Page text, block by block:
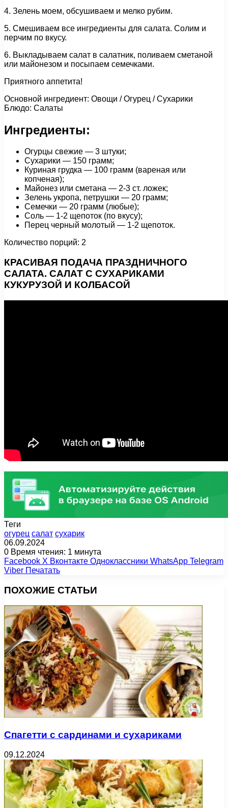
4. Зелень моем, обсушиваем и мелко рубим.
5. Смешиваем все ингредиенты для салата. Солим и
перчим по вкусу.
6. Выкладываем салат в салатник, поливаем сметаной
или майонезом и посыпаем семечками.
Приятного аппетита!
Основной ингредиент: Овощи / Огурец / Сухарики
Блюдо: Салаты
Ингредиенты:
Огурцы свежие — 3 штуки;
Сухарики — 150 грамм;
Куриная грудка — 100 грамм (вареная или
копченая);
Майонез или сметана — 2-3 ст. ложек;
Зелень укропа, петрушки — 20 грамм;
Семечки — 20 грамм (любые);
Соль — 1-2 щепоток (по вкусу);
Перец черный молотый — 1-2 щепоток.
Количество порций: 2
КРАСИВАЯ ПОДАЧА ПРАЗДНИЧНОГО
САЛАТА. САЛАТ С СУХАРИКАМИ
КУКУРУЗОЙ И КОЛБАСОЙ
Теги
огурец салат сухарик
06.09.2024
0 Время чтения: 1 минута
Facebook X Вконтакте Одноклассники WhatsApp Telegram
Viber Печатать
ПОХОЖИЕ СТАТЬИ
Спагетти с сардинами и сухариками
09.12.2024